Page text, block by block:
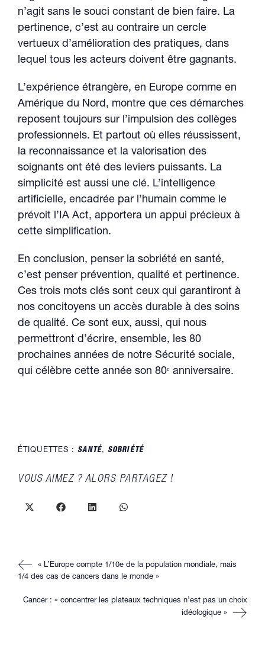
n’agit sans le souci constant de bien faire. La
pertinence, c’est au contraire un cercle
vertueux d’amélioration des pratiques, dans
lequel tous les acteurs doivent être gagnants.
L’expérience étrangère, en Europe comme en
Amérique du Nord, montre que ces démarches
reposent toujours sur l’impulsion des collèges
professionnels. Et partout où elles réussissent,
la reconnaissance et la valorisation des
soignants ont été des leviers puissants. La
simplicité est aussi une clé. L’intelligence
artificielle, encadrée par l’humain comme le
prévoit l’IA Act, apportera un appui précieux à
cette simplification.
En conclusion, penser la sobriété en santé,
c’est penser prévention, qualité et pertinence.
Ces trois mots clés sont ceux qui garantiront à
nos concitoyens un accès durable à des soins
de qualité. Ce sont eux, aussi, qui nous
permettront d’écrire, ensemble, les 80
prochaines années de notre Sécurité sociale,
qui célèbre cette année son 80ᵉ anniversaire.
ÉTIQUETTES :SANTÉ, SOBRIÉTÉ
VOUS AIMEZ ? ALORS PARTAGEZ !PARTAGER
Ouvrir
Ouvrir
Ouvrir
Ouvrir
Read
more
articles
« L’Europe compte 1/10e de la population mondiale, mais
1/4 des cas de cancers dans le monde »
Cancer : « concentrer les plateaux techniques n’est pas un choix
idéologique »